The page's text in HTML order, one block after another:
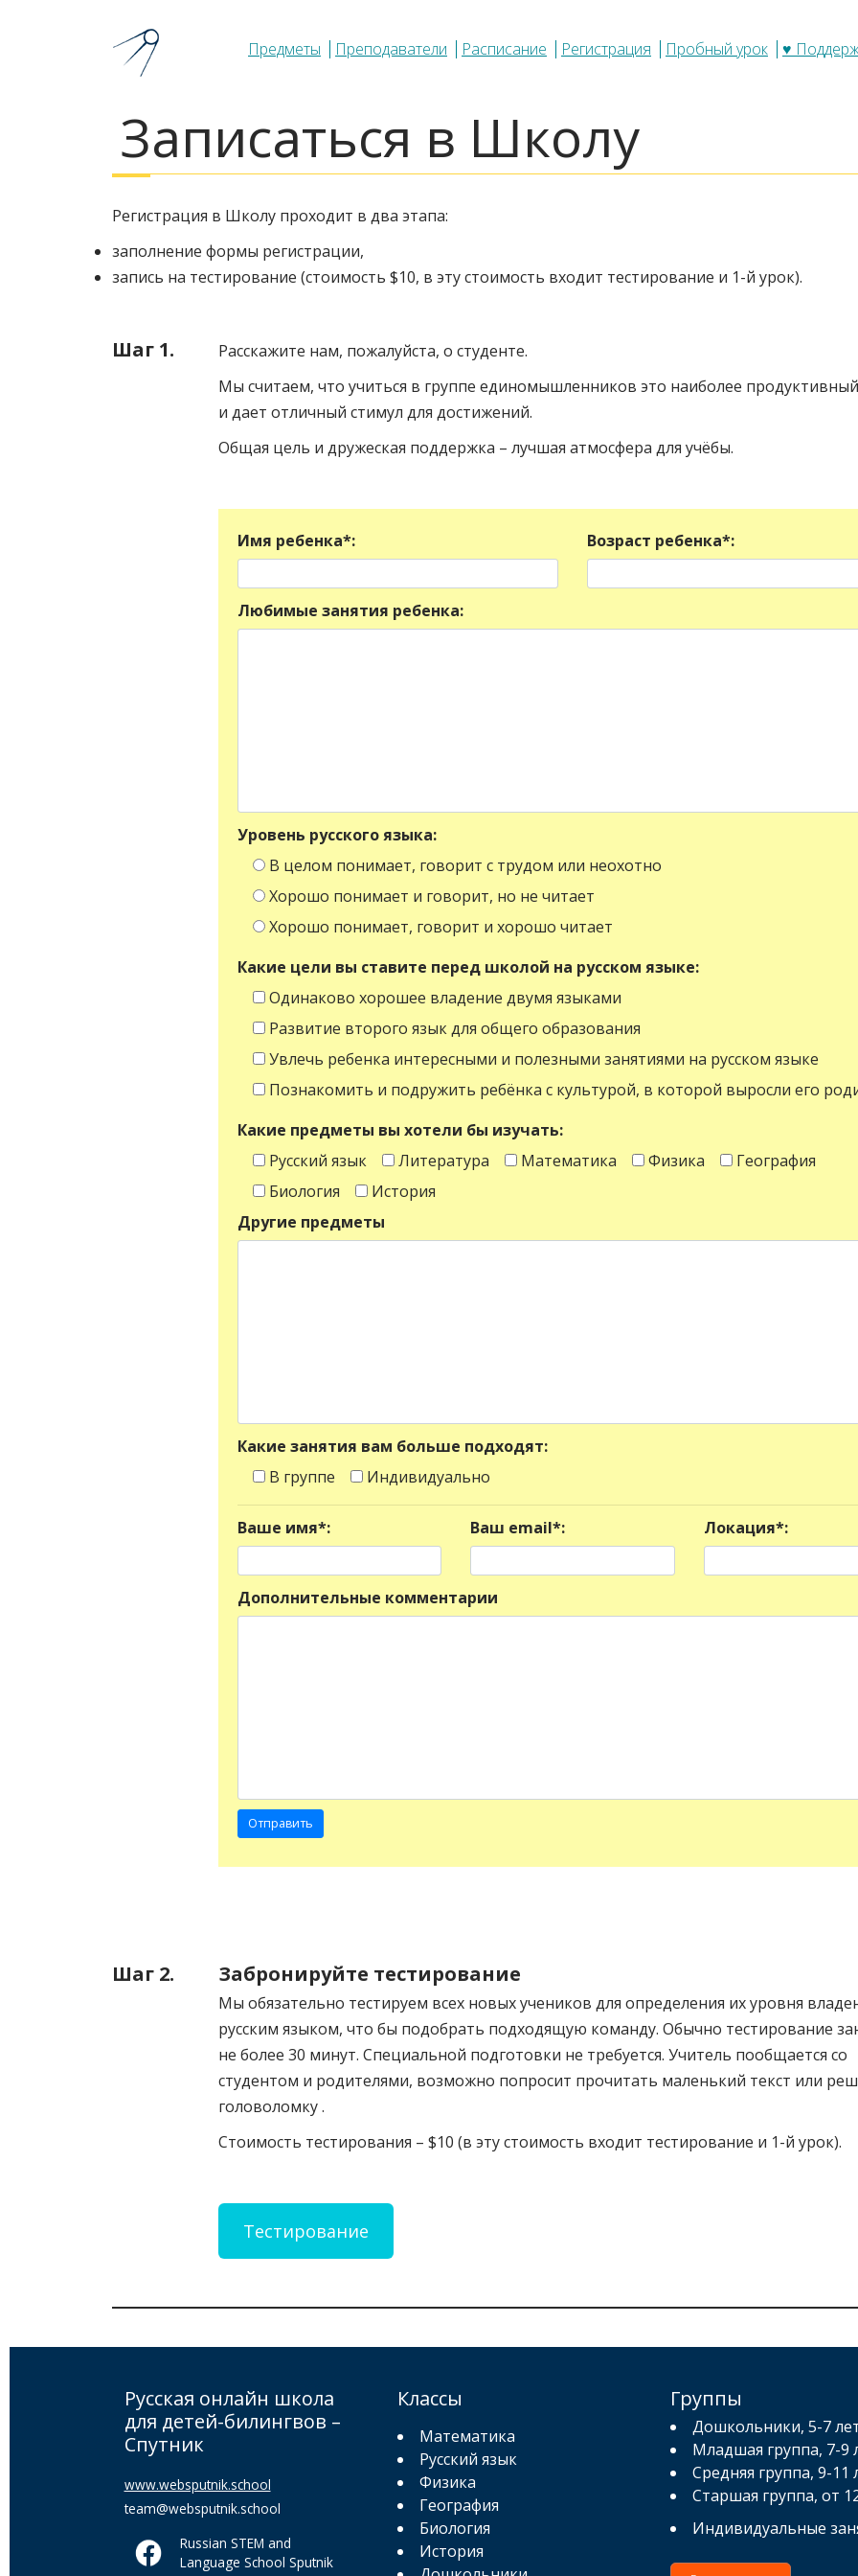
Предметы Преподаватели Расписание Регистрация Пробный урок ♥
Записаться в Школу
Регистрация в Школу проходит в два этапа:
заполнение формы регистрации,
запись на тестирование (стоимость $10, в эту стоимость входит тестирование и 1-й урок).
Шаг 1.
Расскажите нам, пожалуйста, о студенте.
Мы считаем, что учиться в группе единомышленников это наиболее
и дает отличный стимул для достижений.
Общая цель и дружеская поддержка – лучшая атмосфера для учёбы.
Имя ребенка*: Возраст ребенка*:
Любимые занятия ребенка:
Уровень русского языка:
В целом понимает, говорит с трудом или неохотно
Хорошо понимает и говорит, но не читает
Хорошо понимает, говорит и хорошо читает
Какие цели вы ставите перед школой на русском языке:
Одинаково хорошее владение двумя языками
Развитие второго язык для общего образования
Увлечь ребенка интересными и полезными занятиями на русском языке
Познакомить и подружить ребёнка с культурой, в которой выросли его
Какие предметы вы хотели бы изучать:
Русский язык
Литература Математика Физика
География
Биология
История
Другие предметы
Какие занятия вам больше подходят:
В группе
Индивидуально
Ваше имя*: Ваш email*: Локация*:
Дополнительные комментарии
Шаг 2. Забронируйте тестирование
Мы обязательно тестируем всех новых учеников для определения их уровня
русским языком, что бы подобрать подходящую команду. Обычно тестирование
не более 30 минут. Специальной подготовки не требуется. Учитель пообщается со
студентом и родителями, возможно попросит прочитать маленький текст или
головоломку .
Стоимость тестирования – $10 (в эту стоимость входит тестирование и 1-й урок).
Тестирование
Русская онлайн школа
для детей-билингвов –
Спутник
www.websputnik.school
team@websputnik.school
Russian STEM and
Language School Sputnik
Классы
Математика
Русский язык
Физика
География
Биология
История
Группы
Дошкольники, 5-7
Младшая группа, 7-9
Средняя группа, 9-11
Старшая группа, от
Индивидуальные